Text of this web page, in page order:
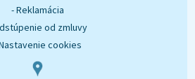
- Reklamácia
od zmluvy
cookies